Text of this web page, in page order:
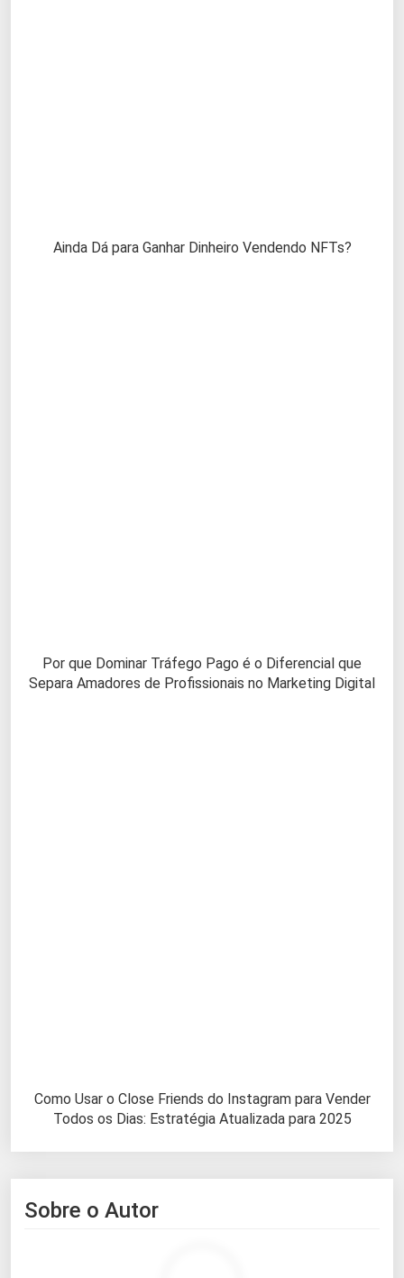
Ainda Dá para Ganhar Dinheiro Vendendo NFTs?
Por que Dominar Tráfego Pago é o Diferencial que
Separa Amadores de Profissionais no Marketing Digital
Como Usar o Close Friends do Instagram para Vender
Todos os Dias: Estratégia Atualizada para 2025
Sobre o Autor